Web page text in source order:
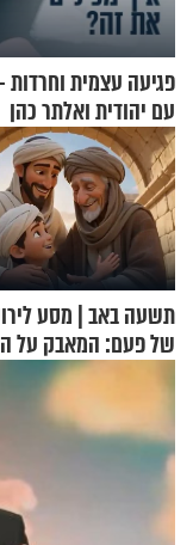
פגיעה עצמית וחרדות
עם יהודית ואלתר כהן
תשעה באב | מסע
של פעם: המאבק על